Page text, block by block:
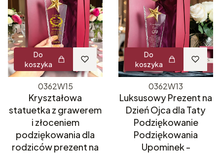
Do
koszyka
0362W15
Kryształowa
statuetka z grawerem
i złoceniem
podziękowania dla
rodziców prezent na
Do
koszyka
0362W13
Luksusowy Prezent na
Dzień Ojca dla Taty
Podziękowanie
Podziękowania
Upominek -